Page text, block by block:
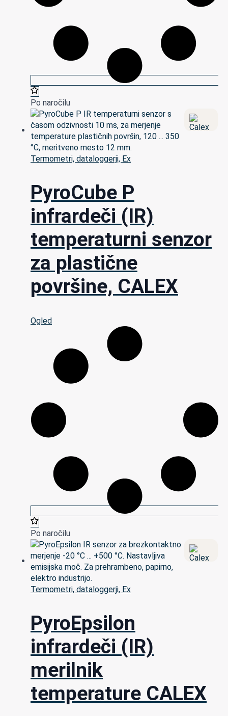
Po naročilu
Termometri, dataloggerji, Ex
PyroCube P
infrardeči (IR)
temperaturni senzor
za plastične
površine, CALEX
Ogled
Po naročilu
Termometri, dataloggerji, Ex
PyroEpsilon
infrardeči (IR)
merilnik
temperature CALEX